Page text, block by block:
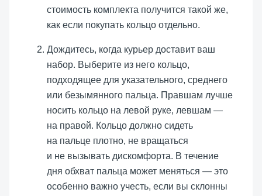
стоимость комплекта получится такой же,
как если покупать кольцо отдельно.
Дождитесь, когда курьер доставит ваш
набор. Выберите из него кольцо,
подходящее для указательного, среднего
или безымянного пальца. Правшам лучше
носить кольцо на левой руке, левшам —
на правой. Кольцо должно сидеть
на пальце плотно, не вращаться
и не вызывать дискомфорта. В течение
дня обхват пальца может меняться — это
особенно важно учесть, если вы склонны